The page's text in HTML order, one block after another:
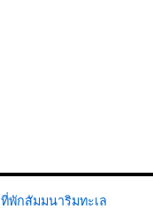
ที่พักสัมมนาริมทะเล